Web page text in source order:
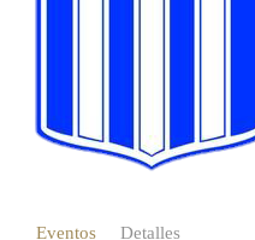
Eventos Detalles